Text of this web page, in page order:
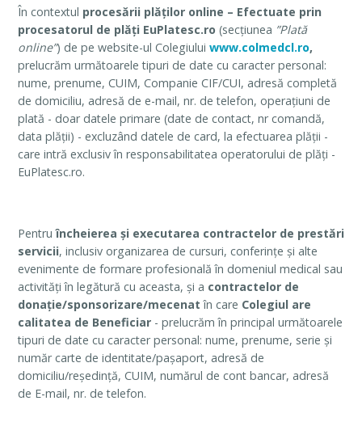
În contextul procesării plăților online – Efectuate prin
procesatorul de plăți EuPlatesc.ro (secțiunea ”Plată
online”) de pe website-ul Colegiului www.colmedcl.ro,
prelucrăm următoarele tipuri de date cu caracter personal:
nume, prenume, CUIM, Companie CIF/CUI, adresă completă
de domiciliu, adresă de e-mail, nr. de telefon, operațiuni de
plată - doar datele primare (date de contact, nr comandă,
data plății) - excluzând datele de card, la efectuarea plății -
care intră exclusiv în responsabilitatea operatorului de plăți -
EuPlatesc.ro.
Pentruîncheierea și executarea contractelor de prestări
servicii, inclusiv organizarea de cursuri, conferințe și alte
evenimente de formare profesională în domeniul medical sau
activități în legătură cu aceasta, și a contractelor de
donație/sponsorizare/mecenat în care Colegiul are
calitatea de Beneficiar - prelucrăm în principal următoarele
tipuri de date cu caracter personal: nume, prenume, serie și
număr carte de identitate/pașaport, adresă de
domiciliu/reședință, CUIM, numărul de cont bancar, adresă
de E-mail, nr. de telefon.